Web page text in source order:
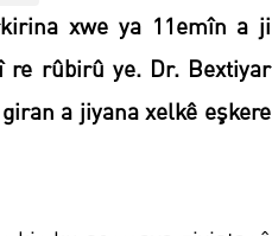
xwe ya 11emîn a ji
re rûbirû ye. Dr. Bextiyar
a jiyana xelkê eşkere